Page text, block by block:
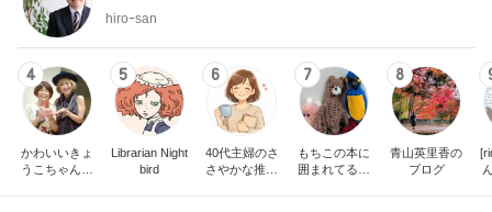
hiroｰsan
4
かわいいきょ
うこちゃんブ
5
Librarian Night
bird
6
40代主婦のさ
さやかな推し
7
もちこの本に
囲まれてるブ
8
青山英里香の
ブログ